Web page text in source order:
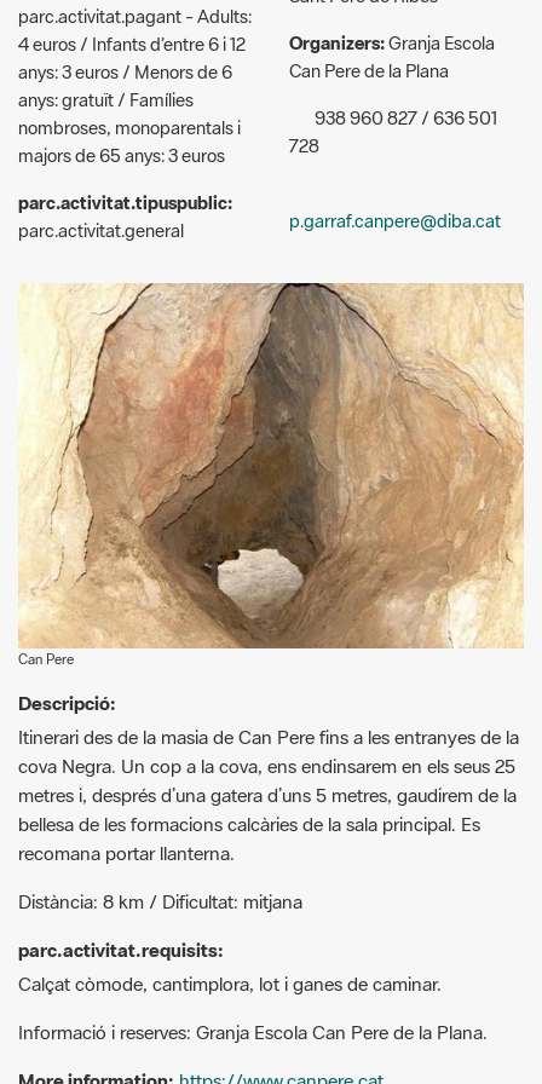
anys: gratuït / Famílies
nombroses, monoparentals i
majors de 65 anys: 3 euros
parc.activitat.tipuspublic:
parc.activitat.general
938 960 827 / 636 501
728
p.garraf.canpere@diba.cat
Can Pere
Descripció:
Itinerari des de la masia de Can Pere fins a les entranyes de la
metres i, després d’una gatera d’uns 5 metres, gaudirem de la
bellesa de les formacions calcàries de la sala principal. Es
recomana portar llanterna.
Distància: 8 km / Dificultat: mitjana
parc.activitat.requisits:
Calçat còmode, cantimplora, lot i ganes de caminar.
Informació i reserves: Granja Escola Can Pere de la Plana.
More information: https://www.canpere.cat